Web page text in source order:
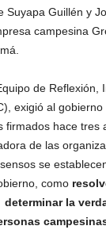
Suyapa Guillén y
campesina
de Reflexión,
exigió al
firmados hace tres
de las
se
como
la